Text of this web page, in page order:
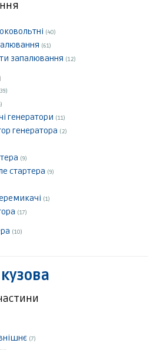
(40)
(61)
запалювання (12)
генератори (11)
генератора (2)
(9)
стартера (9)
(1)
(17)
(10)
(7)